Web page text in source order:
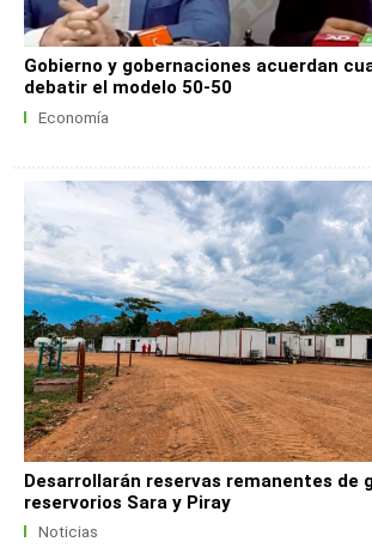
Gobierno y gobernaciones acuerdan
debatir el modelo 50-50
Economía
Desarrollarán reservas remanentes de
reservorios Sara y Piray
Noticias